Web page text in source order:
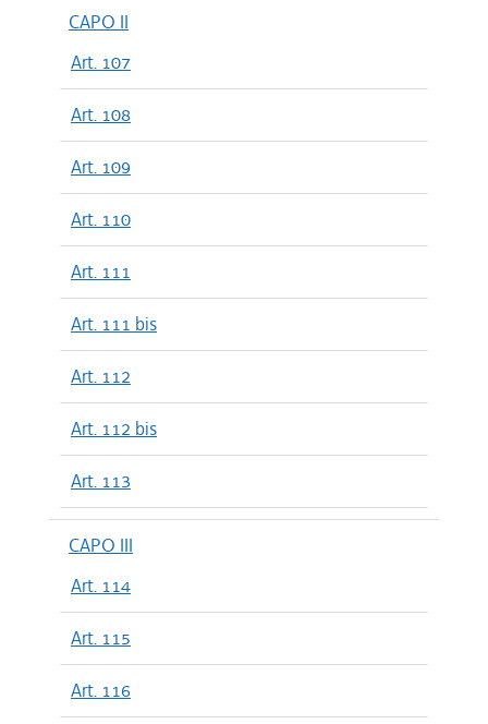
CAPO II
Art. 107
Art. 108
Art. 109
Art. 110
Art. 111
Art. 111 bis
Art. 112
Art. 112 bis
Art. 113
CAPO III
Art. 114
Art. 115
Art. 116